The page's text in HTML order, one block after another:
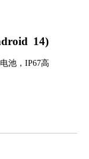
14)
池，IP67高